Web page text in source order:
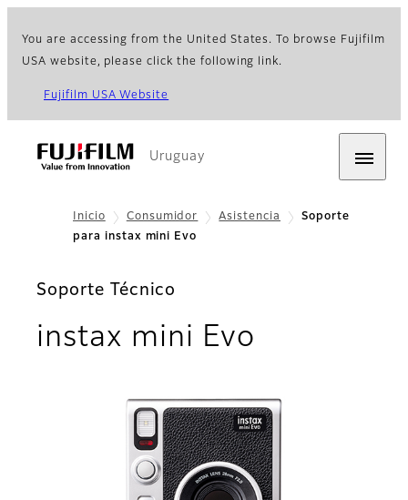
You are accessing from the United States. To browse Fujifilm
USA website, please click the following link.
Fujifilm USA Website
Uruguay
Inicio Consumidor Asistencia
Soporte
para instax mini Evo
Soporte Técnico
instax mini Evo